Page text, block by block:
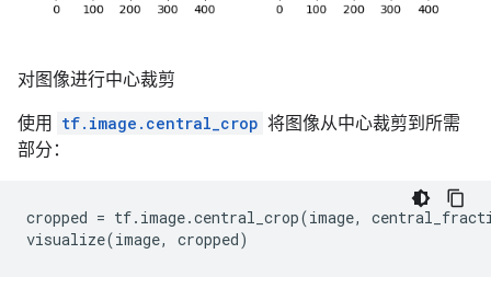
对图像进行中心裁剪
使用 tf.image.central_crop 将图像从中心裁剪到所需
部分：
cropped = tf. image.central_crop(image,
visualize(image, cropped)